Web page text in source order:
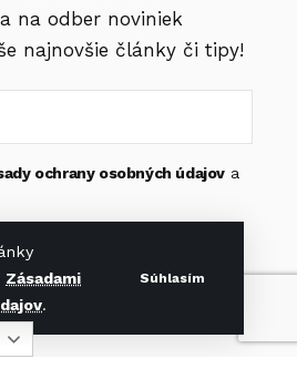
Zásadami
.
Súhlasím
na odber noviniek
najnovšie články či tipy!
ochrany osobných údajova
newsletter